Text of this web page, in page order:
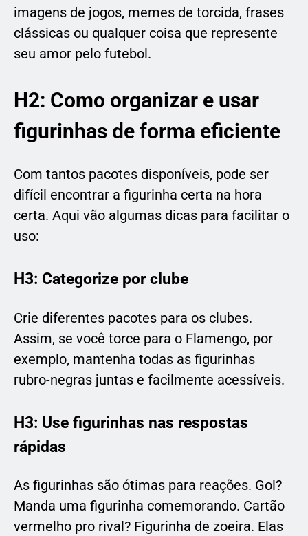
imagens de jogos, memes de torcida, frases
clássicas ou qualquer coisa que represente
seu amor pelo futebol.
H2: Como organizar e usar
figurinhas de forma eficiente
Com tantos pacotes disponíveis, pode ser
difícil encontrar a figurinha certa na hora
certa. Aqui vão algumas dicas para facilitar o
uso:
H3: Categorize por clube
Crie diferentes pacotes para os clubes.
Assim, se você torce para o Flamengo, por
exemplo, mantenha todas as figurinhas
rubro-negras juntas e facilmente acessíveis.
H3: Use figurinhas nas respostas
rápidas
As figurinhas são ótimas para reações. Gol?
Manda uma figurinha comemorando. Cartão
vermelho pro rival? Figurinha de zoeira. Elas